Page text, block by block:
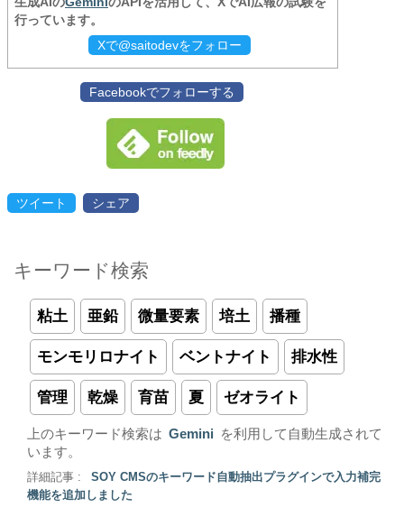
行っています。
Xで@saitodevをフォロー
Facebookでフォローする
ツイート シェア
キーワード検索
粘土 亜鉛 微量要素 培土 播種
モンモリロナイト ベントナイト 排水性
管理 乾燥 育苗 夏 ゼオライト
上のキーワード検索は Gemini
を利用して自動生成されて
います。
詳細記事 :
SOY CMSのキーワード自動抽出プラグインで入力補完
機能を追加しました